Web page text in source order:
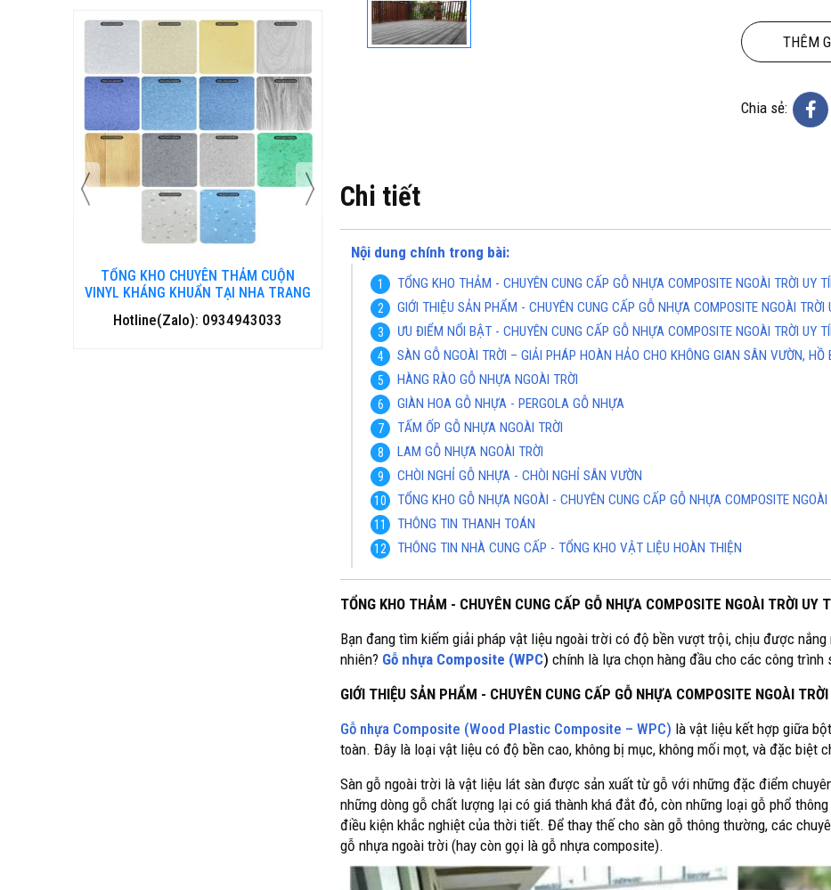
TỔNG KHO CHUYÊN THẢM CUỘN
VINYL KHÁNG KHUẨN TẠI NHA TRANG
Hotline(Zalo): 0934943033
TỔNG KHO CHUYÊN THẢM CUỘN
VINYL KHÁNG KHUẨN TẠI ĐÀ NẴNG
Hotline(Zalo): 0934943033
TỔNG KHO CHUYÊN THẢM CUỘN
VINYL KHÁNG KHUẨN TẠI HÀ NỘI
Hotline(Zalo): 0934943033
THÊM
Chia sẻ:
Chi tiết
Nội dung chính trong bài:
TỔNG KHO THẢM - CHUYÊN CUNG CẤP GỖ NHỰA COMPOSITE NGOÀI TRỜI UY
GIỚI THIỆU SẢN PHẨM - CHUYÊN CUNG CẤP GỖ NHỰA COMPOSITE NGOÀI TRỜI
ƯU ĐIỂM NỔI BẬT - CHUYÊN CUNG CẤP GỖ NHỰA COMPOSITE NGOÀI TRỜI UY
SÀN GỖ NGOÀI TRỜI – GIẢI PHÁP HOÀN HẢO CHO KHÔNG GIAN SÂN VƯỜN, HỒ
HÀNG RÀO GỖ NHỰA NGOÀI TRỜI
GIÀN HOA GỖ NHỰA - PERGOLA GỖ NHỰA
TẤM ỐP GỖ NHỰA NGOÀI TRỜI
LAM GỖ NHỰA NGOÀI TRỜI
CHÒI NGHỈ GỖ NHỰA - CHÒI NGHỈ SÂN VƯỜN
TỔNG KHO GỖ NHỰA NGOÀI - CHUYÊN CUNG CẤP GỖ NHỰA COMPOSITE NGOÀI
THÔNG TIN THANH TOÁN
THÔNG TIN NHÀ CUNG CẤP - TỔNG KHO VẬT LIỆU HOÀN THIỆN
TỔNG KHO THẢM - CHUYÊN CUNG CẤP GỖ NHỰA COMPOSITE NGOÀI TRỜI UY
Bạn đang tìm kiếm giải pháp vật liệu ngoài trời có độ bền vượt trội, chịu được
nhiên? Gỗ nhựa Composite (WPC) chính là lựa chọn hàng đầu cho các công trình
GIỚI THIỆU SẢN PHẨM - CHUYÊN CUNG CẤP GỖ NHỰA COMPOSITE NGOÀI
Gỗ nhựa Composite (Wood Plastic Composite – WPC) là vật liệu kết hợp giữa
toàn. Đây là loại vật liệu có độ bền cao, không bị mục, không mối mọt, và đặc biệt
Sàn gỗ ngoài trời là vật liệu lát sàn được sản xuất từ gỗ với những đặc điểm
những dòng gỗ chất lượng lại có giá thành khá đắt đỏ, còn những loại gỗ phổ
điều kiện khắc nghiệt của thời tiết. Để thay thế cho sàn gỗ thông thường, các
gỗ nhựa ngoài trời (hay còn gọi là gỗ nhựa composite).